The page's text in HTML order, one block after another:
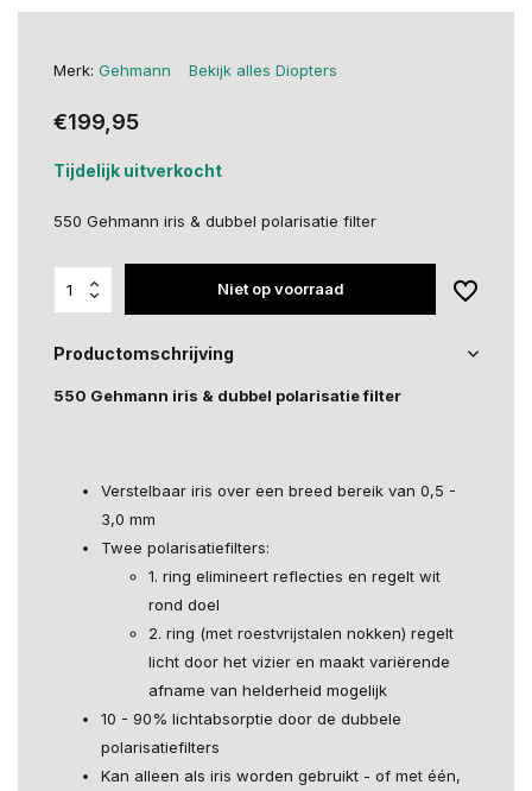
Merk: Gehmann Bekijk alles Diopters
€199,95
Tijdelijk uitverkocht
550 Gehmann iris & dubbel polarisatie filter
Niet op voorraad
Productomschrijving
550 Gehmann iris & dubbel polarisatie filter
Verstelbaar iris over een breed bereik van 0,5 -
3,0 mm
Twee polarisatiefilters:
1. ring elimineert reflecties en regelt wit
rond doel
2. ring (met roestvrijstalen nokken) regelt
licht door het vizier en maakt variërende
afname van helderheid mogelijk
10 - 90% lichtabsorptie door de dubbele
polarisatiefilters
Kan alleen als iris worden gebruikt - of met één,